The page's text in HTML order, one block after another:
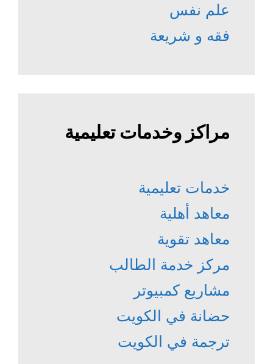
علم نفس
فقه و شريعة
مراكز وخدمات تعليمية
خدمات تعليمية
معاهد أهلية
معاهد تقوية
مركز خدمة الطالب
مشاريع كمبيوتر
حضانة في الكويت
ترجمة في الكويت